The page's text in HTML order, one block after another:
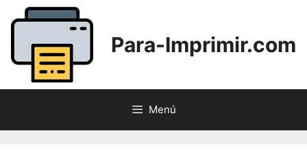
Saltar
contenido
Para-Imprimir.com
Menú